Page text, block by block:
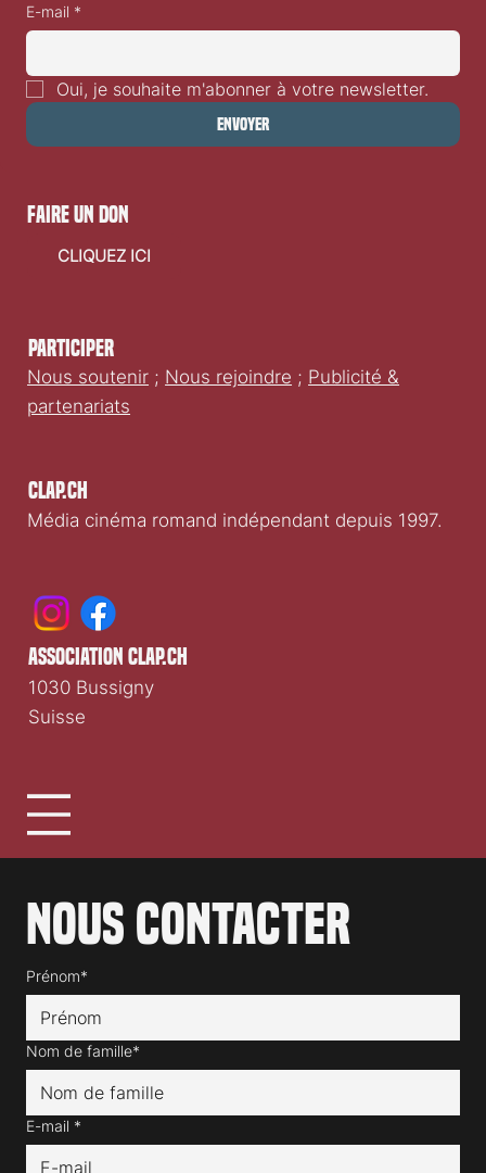
E-mail *
Oui, je souhaite m'abonner à votre newsletter.
Envoyer
Clap.ch
Média cinéma romand indépendant depuis 1997.
Participer
Nous soutenir ; Nous rejoindre ; Publicité &
partenariats
Nous contacter
Prénom*
Nom de famille*
E-mail *
faire un don
CLIQUEZ ICI
association clap.ch
1030 Bussigny
Suisse